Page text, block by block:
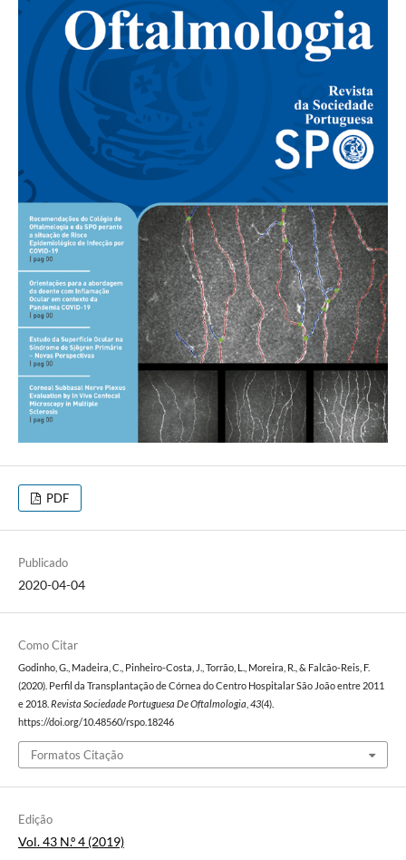
PDF
Publicado
2020-04-04
Como Citar
Godinho, G., Madeira, C., Pinheiro-Costa, J., Torrão, L., Moreira, R., & Falcão-Reis, F.
(2020). Perfil da Transplantação de Córnea do Centro Hospitalar São João entre 2011
e 2018.Revista Sociedade Portuguesa De Oftalmologia,43(4).
https://doi.org/10.48560/rspo.18246
Formatos Citação
Edição
Vol. 43 N.º 4 (2019)